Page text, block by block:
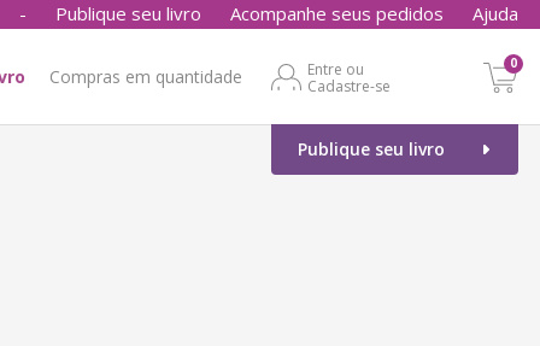
- Publique seu livro Acompanhe seus pedidos Ajuda
Compras em quantidade
Entre ou
Cadastre-se
0
Publique seu livro